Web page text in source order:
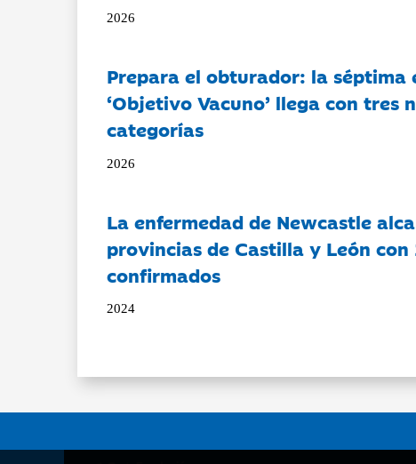
2026
Prepara el obturador: la séptima
‘Objetivo Vacuno’ llega con tres
categorías
2026
La enfermedad de Newcastle
provincias de Castilla y León con
confirmados
2024